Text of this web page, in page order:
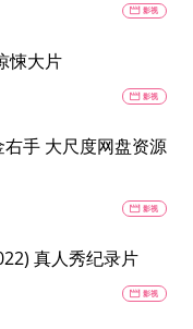
movie 影视
悚大片
movie 影视
右手 大尺度网盘资源
movie 影视
真人秀纪录片
movie 影视